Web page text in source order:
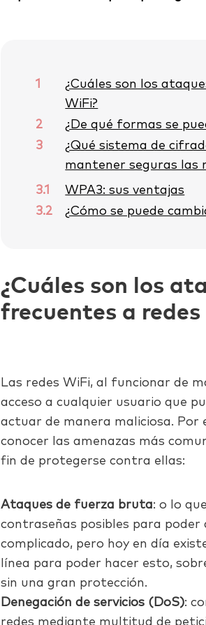
1
¿Cuáles son los
WiFi?
2
¿De qué formas se
3
¿Qué sistema de
mantener seguras las
3.1
WPA3: sus ventajas
3.2
¿Cómo se puede
¿Cuáles son los
frecuentes a redes
Las redes WiFi, al funcionar de
acceso a cualquier usuario que
actuar de manera maliciosa. Por
conocer las amenazas más
fin de protegerse contra ellas:
Ataques de fuerza bruta: o lo
contraseñas posibles para poder
complicado, pero hoy en día
línea para poder hacer esto,
sin una gran protección.
Denegación de servicios (DoS):
redes mediante multitud de